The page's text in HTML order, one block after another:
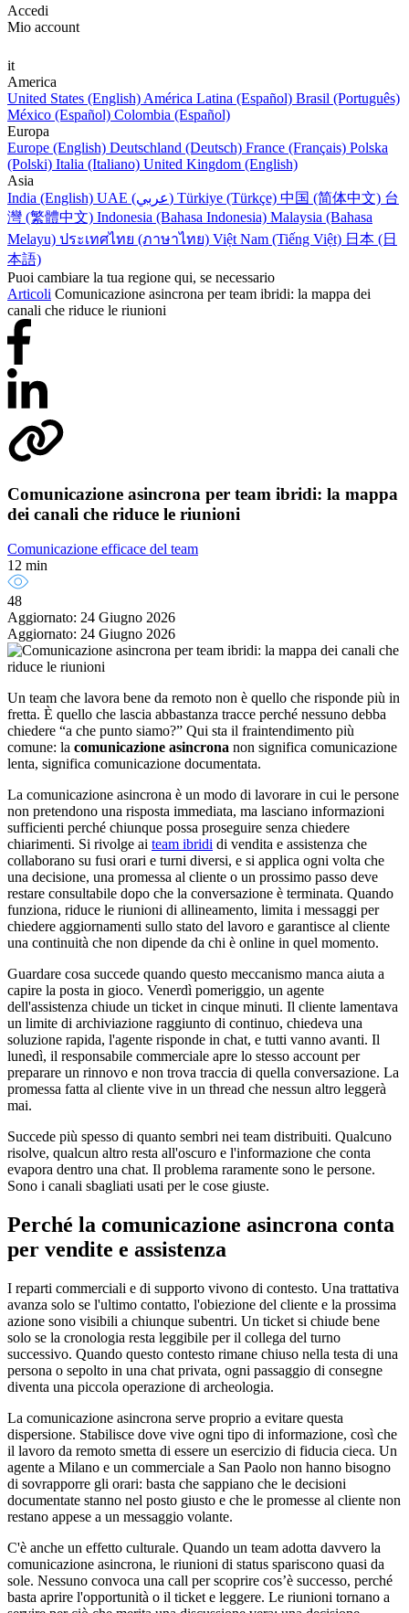
Accedi
Mio account
it
America
United States (English) América Latina (Español) Brasil (Português)
México (Español) Colombia (Español)
Europa
Europe (English) Deutschland (Deutsch) France (Français) Polska
(Polski) Italia (Italiano) United Kingdom (English)
Asia
India (English)
UAE (عربي) Türkiye (Türkçe) 中国 (简体中文) 台
灣 (繁體中文) Indonesia (Bahasa Indonesia) Malaysia (Bahasa
Melayu) ประเทศไทย (ภาษาไทย) Việt Nam (Tiếng Việt) 日本 (日
本語)
Puoi cambiare la tua regione qui, se necessario
Articoli Comunicazione asincrona per team ibridi: la mappa dei
canali che riduce le riunioni
Comunicazione asincrona per team ibridi: la mappa
dei canali che riduce le riunioni
Comunicazione efficace del team
12 min
48
Aggiornato: 24 Giugno 2026
Aggiornato: 24 Giugno 2026
Un team che lavora bene da remoto non è quello che risponde più in
fretta. È quello che lascia abbastanza tracce perché nessuno debba
chiedere “a che punto siamo?” Qui sta il fraintendimento più
comune: la comunicazione asincrona non significa comunicazione
lenta, significa comunicazione documentata.
La comunicazione asincrona è un modo di lavorare in cui le persone
non pretendono una risposta immediata, ma lasciano informazioni
sufficienti perché chiunque possa proseguire senza chiedere
chiarimenti. Si rivolge ai team ibridi di vendita e assistenza che
collaborano su fusi orari e turni diversi, e si applica ogni volta che
una decisione, una promessa al cliente o un prossimo passo deve
restare consultabile dopo che la conversazione è terminata. Quando
funziona, riduce le riunioni di allineamento, limita i messaggi per
chiedere aggiornamenti sullo stato del lavoro e garantisce al cliente
una continuità che non dipende da chi è online in quel momento.
Guardare cosa succede quando questo meccanismo manca aiuta a
capire la posta in gioco. Venerdì pomeriggio, un agente
dell'assistenza chiude un ticket in cinque minuti. Il cliente lamentava
un limite di archiviazione raggiunto di continuo, chiedeva una
soluzione rapida, l'agente risponde in chat, e tutti vanno avanti. Il
lunedì, il responsabile commerciale apre lo stesso account per
preparare un rinnovo e non trova traccia di quella conversazione. La
promessa fatta al cliente vive in un thread che nessun altro leggerà
mai.
Succede più spesso di quanto sembri nei team distribuiti. Qualcuno
risolve, qualcun altro resta all'oscuro e l'informazione che conta
evapora dentro una chat. Il problema raramente sono le persone.
Sono i canali sbagliati usati per le cose giuste.
Perché la comunicazione asincrona conta
per vendite e assistenza
I reparti commerciali e di supporto vivono di contesto. Una trattativa
avanza solo se l'ultimo contatto, l'obiezione del cliente e la prossima
azione sono visibili a chiunque subentri. Un ticket si chiude bene
solo se la cronologia resta leggibile per il collega del turno
successivo. Quando questo contesto rimane chiuso nella testa di una
persona o sepolto in una chat privata, ogni passaggio di consegne
diventa una piccola operazione di archeologia.
La comunicazione asincrona serve proprio a evitare questa
dispersione. Stabilisce dove vive ogni tipo di informazione, così che
il lavoro da remoto smetta di essere un esercizio di fiducia cieca. Un
agente a Milano e un commerciale a San Paolo non hanno bisogno
di sovrapporre gli orari: basta che sappiano che le decisioni
documentate stanno nel posto giusto e che le promesse al cliente non
restano appese a un messaggio volante.
C'è anche un effetto culturale. Quando un team adotta davvero la
comunicazione asincrona, le riunioni di status spariscono quasi da
sole. Nessuno convoca una call per scoprire cos’è successo, perché
basta aprire l'opportunità o il ticket e leggere. Le riunioni tornano a